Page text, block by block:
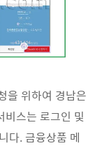
을 위하여 경남은
비스는 로그인 및
다. 금융상품 메